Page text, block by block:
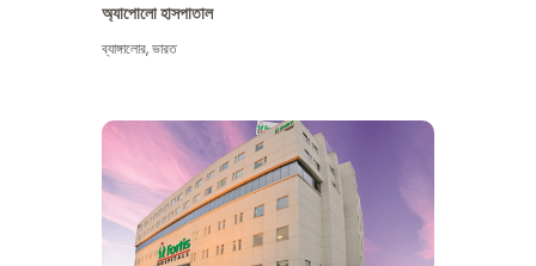
অ্যাপোলো হাসপাতাল
ব্যাঙ্গালোর,ভারত